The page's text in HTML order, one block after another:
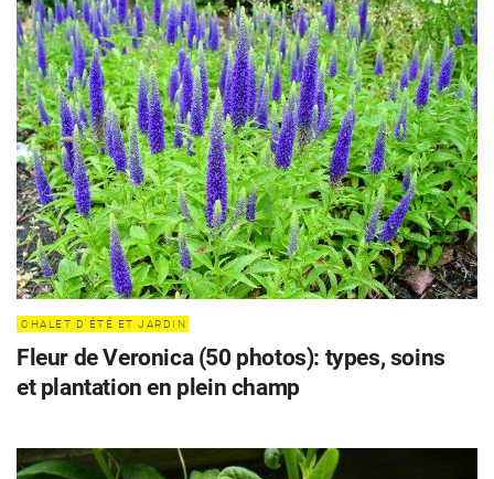
Fleur de Veronica (50 photos): types, soins
et plantation en plein champ
CHALET D'ÉTÉ ET JARDIN